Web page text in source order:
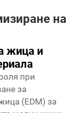
на
жица и
при
за
(EDM) за